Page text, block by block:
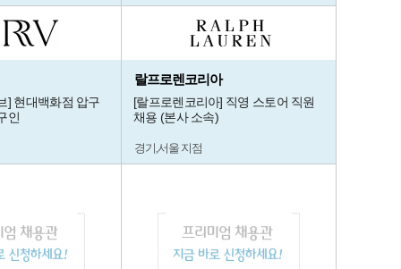
] 현대백화점 압구
인
랄프로렌코리아
[랄프로렌코리아] 직영 스토어 직원
채용 (본사 소속)
경기,서울 지점